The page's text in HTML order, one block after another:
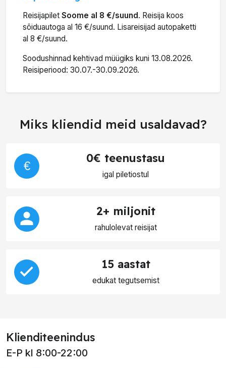
Reisijapilet Soome al 8 €/suund . Reisija koos
sõiduautoga al 16 €/suund. Lisareisijad autopaketti
al 8 €/suund.
Soodushinnad kehtivad müügiks kuni 13.08.2026.
Reisiperiood: 30.07.-30.09.2026.
Miks kliendid meid usaldavad?
€
0€ teenustasu
igal piletiostul
2+ miljonit
rahulolevat reisijat
15 aastat
edukat tegutsemist
Klienditeenindus
E-P kl 8:00-22:00